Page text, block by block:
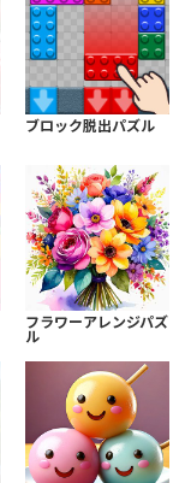
ブロック脱出パズル
フラワーアレンジパズ
ル